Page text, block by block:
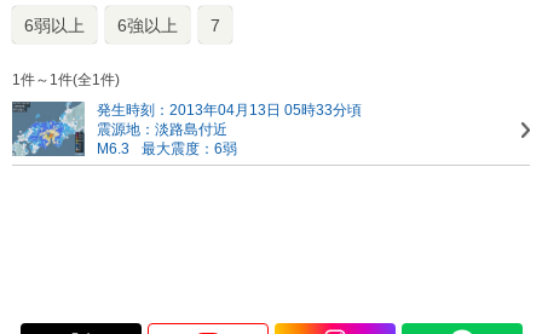
6弱以上 6強以上 7
1件～1件(全1件)
発生時刻：2013年04月13日 05時33分頃
震源地：淡路島付近
M6.3
最大震度：6弱